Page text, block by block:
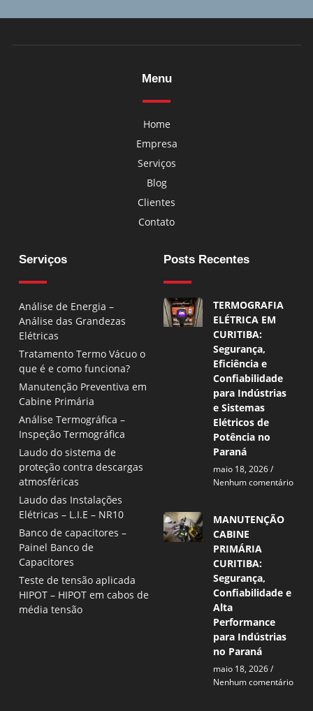
Menu
Home
Empresa
Serviços
Blog
Clientes
Contato
Serviços
Análise de Energia –
Análise das Grandezas
Elétricas
Tratamento Termo Vácuo o
que é e como funciona?
Manutenção Preventiva em
Cabine Primária
Análise Termográfica –
Inspeção Termográfica
Laudo do sistema de
proteção contra descargas
atmosféricas
Laudo das Instalações
Elétricas – L.I.E – NR10
Banco de capacitores –
Painel Banco de
Capacitores
Teste de tensão aplicada
HIPOT – HIPOT em cabos de
média tensão
Posts Recentes
TERMOGRAFIA
ELÉTRICA EM
CURITIBA:
Segurança,
Eficiência e
Confiabilidade
para Indústrias
e Sistemas
Elétricos de
Potência no
Paraná
maio 18, 2026
Nenhum comentário
MANUTENÇÃO
CABINE
PRIMÁRIA
CURITIBA:
Segurança,
Confiabilidade e
Alta
Performance
para Indústrias
no Paraná
maio 18, 2026
Nenhum comentário